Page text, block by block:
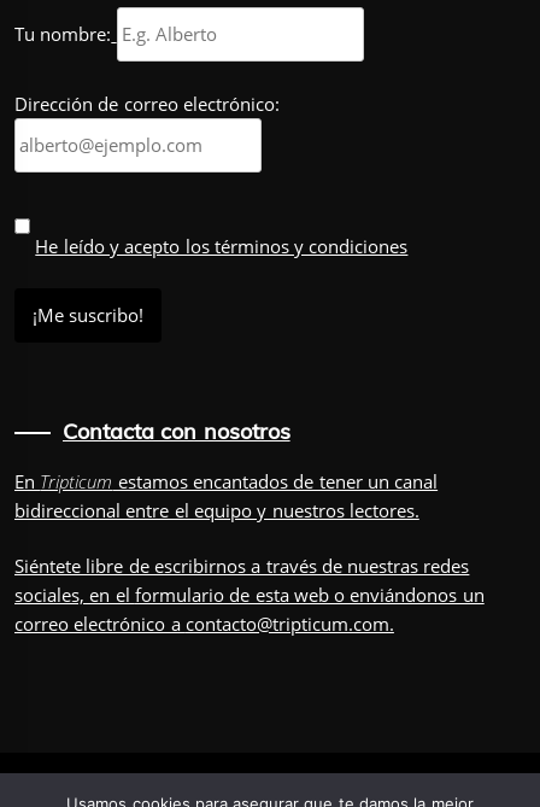
Tu nombre:
Dirección de correo electrónico:
He leído y acepto los términos y condiciones
Contacta con nosotros
En Tripticum estamos encantados de tener un canal
bidireccional entre el equipo y nuestros lectores.
Siéntete libre de escribirnos a través de nuestras redes
sociales, en el formulariode esta web o enviándonos un
correo electrónico a contacto@tripticum.com.
IUVENIS, POR